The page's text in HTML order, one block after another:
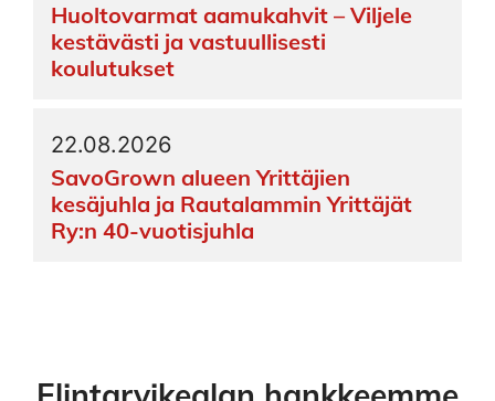
Huoltovarmat aamukahvit – Viljele
kestävästi ja vastuullisesti
koulutukset
22.08.2026
SavoGrown alueen Yrittäjien
kesäjuhla ja Rautalammin Yrittäjät
Ry:n 40-vuotisjuhla